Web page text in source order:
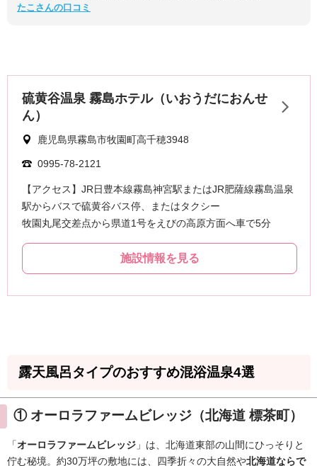
たこさんの口コミ
露天風呂タイプのおすすめ混浴温泉4選
① オーロラファームビレッジ（北海道 標茶町）
「オーロラファームビレッジ 」は、北海道東部の山間にひっそりと
佇む秘境。約30万坪の敷地には、四季折々の大自然や北海道ならで